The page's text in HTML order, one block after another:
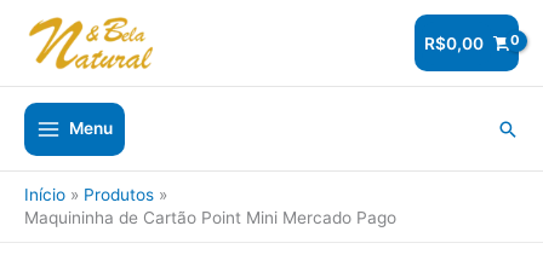
para
conteúdo
R$0,00
Menu
Início
Produtos
Maquininha de Cartão Point Mini Mercado Pago